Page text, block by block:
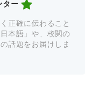
ター
正確に伝わること
本語」や、校閲の
話題をお届けしま